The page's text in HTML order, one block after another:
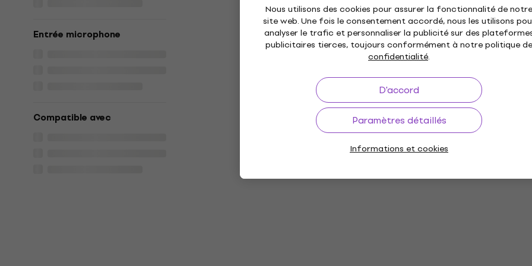
Nous utilisons des cookies pour assurer la fonctionnalité de notre
site web. Une fois le consentement accordé, nous les utilisons
analyser le trafic et personnaliser la publicité sur des
publicitaires tierces, toujours conformément à notre politique de
confidentialité.
D'accord
Paramètres détaillés
Informations et cookies
Entrée microphone
Compatible avec